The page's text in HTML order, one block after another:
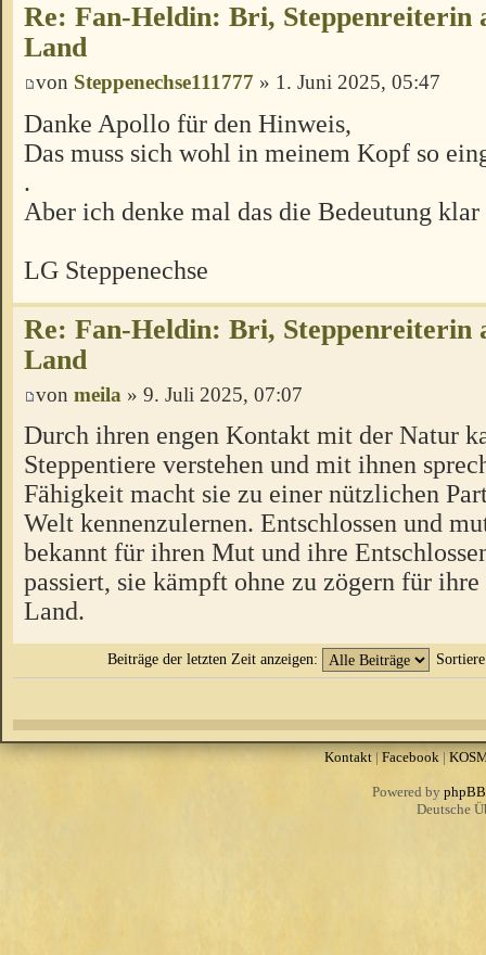
Re: Fan-Heldin: Bri, Steppenreiterin
Land
von Steppenechse111777 » 1. Juni 2025, 05:47
Danke Apollo für den Hinweis,
Das muss sich wohl in meinem Kopf so
.
Aber ich denke mal das die Bedeutung
LG Steppenechse
Re: Fan-Heldin: Bri, Steppenreiterin
Land
von meila » 9. Juli 2025, 07:07
Durch ihren engen Kontakt mit der Natur
Steppentiere verstehen und mit ihnen
Fähigkeit macht sie zu einer nützlichen
Welt kennenzulernen. Entschlossen und
bekannt für ihren Mut und ihre
passiert, sie kämpft ohne zu zögern für
Land.
Beiträge der letzten Zeit anzeigen:
Kontakt|Facebook|
Powered by phpBB
Deutsche